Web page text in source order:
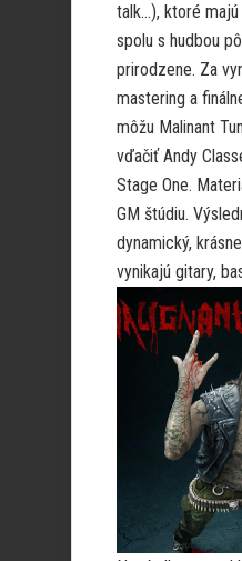
talk…), ktoré majú
spolu s hudbou
prirodzene. Za
mastering a
môžu Malinant
vďačiť Andy
Stage One.
GM štúdiu.
dynamický,
vynikajú gitary,